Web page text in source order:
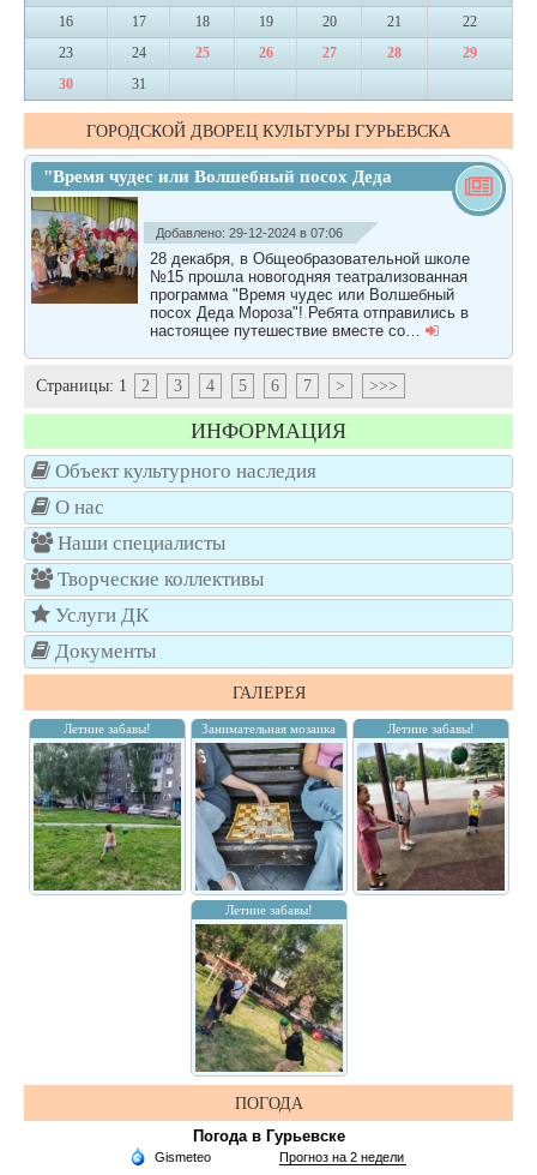
16
17 18 19 20 21
22
23
24 25 26 27 28
29
30
31
ГОРОДСКОЙ ДВОРЕЦ КУЛЬТУРЫ ГУРЬЕВСКА
"Время чудес или Волшебный посох Деда
Мороза"
Добавлено: 29-12-2024 в 07:06
28 декабря, в Общеобразовательной школе
№15 прошла новогодняя театрализованная
программа "Время чудес или Волшебный
посох Деда Мороза"! Ребята отправились в
настоящее путешествие вместе со…
Страницы: 1 2 3 4 5 6 7 > >>>
ИНФОРМАЦИЯ
Объект культурного наследия
О нас
Наши специалисты
Творческие коллективы
Услуги ДК
Документы
ГАЛЕРЕЯ
Летние забавы! Занимательная мозаика Летние забавы!
Летние забавы!
ПОГОДА
Погода в Гурьевске